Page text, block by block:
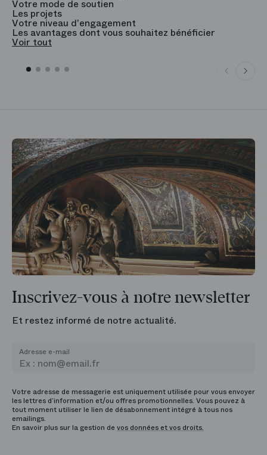
Votre mode de soutien
Les projets
Votre niveau d'engagement
Les avantages dont vous souhaitez bénéficier
Voir tout
Inscrivez-vous à notre newsletter
Et restez informé de notre actualité.
Adresse e-mail
Votre adresse de messagerie est uniquement utilisée pour vous envoyer
les lettres d’information et/ou offres promotionnelles. Vous pouvez à
tout moment utiliser le lien de désabonnement intégré à tous nos
emailings.
En savoir plus sur la gestion de vos données et vos droits.